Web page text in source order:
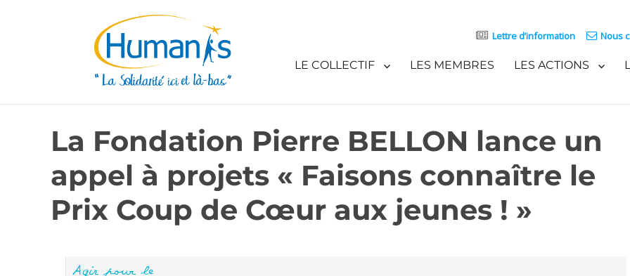
Lettre d’information Nous
LE COLLECTIF LES MEMBRES LES ACTIONS
La Fondation Pierre BELLON lance un
appel à projets « Faisons connaître le
Prix Coup de Cœur aux jeunes ! »